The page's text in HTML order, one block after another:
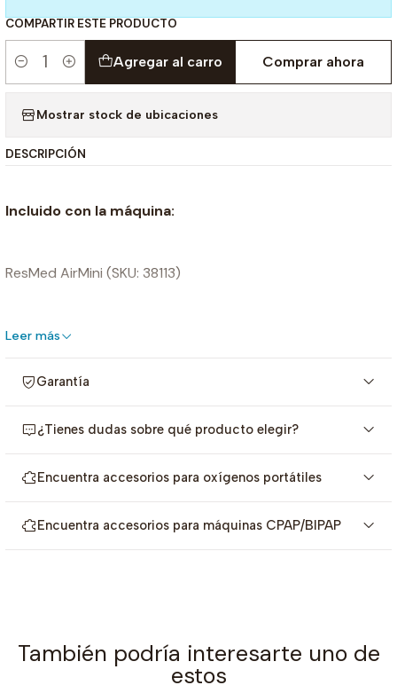
COMPARTIR ESTE PRODUCTO
Cantidad
Agregar al carro Comprar ahora
Mostrar stock de ubicaciones
DESCRIPCIÓN
Incluido con la máquina:
ResMed AirMini (SKU: 38113)
Bolsa con cordón
Guía del usuario
Tubo AirMini estándar de 6 pies
Artículos adicionales incluidos:
Leer más
Garantía
¿Tienes dudas sobre qué producto elegir?
Encuentra accesorios para oxígenos portátiles
Encuentra accesorios para máquinas CPAP/BIPAP
También podría interesarte uno de
estos